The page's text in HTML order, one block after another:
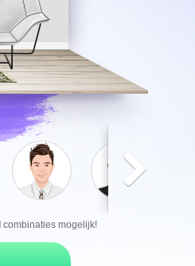
combinaties mogelijk!